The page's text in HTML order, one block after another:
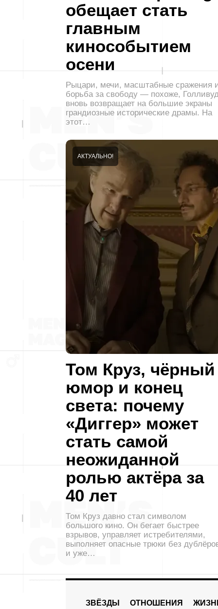
обещает стать
главным
кинособытием
осени
Рыцари, мечи, масштабные сражения
борьба за свободу — похоже,
вновь возвращает на большие экраны
грандиозные исторические драмы. На
этот…
Том Круз, чёрный
юмор и конец
света: почему
«Диггер» может
стать самой
неожиданной
ролью актёра за
40 лет
АКТУАЛЬНО!
Том Круз давно стал символом
большого кино. Он бегает быстрее
взрывов, управляет истребителями,
выполняет опасные трюки без
и уже…
ЗВЁЗДЫ ОТНОШЕНИЯ